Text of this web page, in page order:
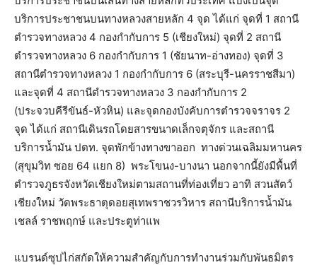
บริการประชาชนบนทางหลวงสายหลัก 4 จุด ได้แก่ จุดที่ 1 สถานี
ตำรวจทางหลวง 4 กองกำกับการ 5 (เชียงใหม่) จุดที่ 2 สถานี
ตำรวจทางหลวง 6 กองกำกับการ 1 (ชัยนาท-อ่างทอง) จุดที่ 3
สถานีตำรวจทางหลวง 1 กองกำกับการ 6 (สระบุรี-นครราชสีมา)
และจุดที่ 4 สถานีตำรวจทางหลวง 3 กองกำกับการ 2
(ประจวบคีรีขันธ์-หัวหิน) และจุดกองบังคับการตำรวจจราจร 2
จุด ได้แก่ สถานีเดินรถโดยสารขนาดเล็กจตุจักร และสถานี
บริการน้ำมัน ปตท. จุดพักข้างทางขาออก ทางด่วนเฉลิมมหานคร
(สุขุมวิท ซอย 64 แยก 8) พระโขนง-บางนา นอกจากนี้ยังมีพื้นที่
ตำรวจภูธรจังหวัดเชียงใหม่ตามสถานที่ท่องเที่ยว อาทิ สวนสัตว์
เชียงใหม่ วัดพระธาตุดอยสุเทพราชวรวิหาร สถานีบริการน้ำมัน
เชลล์ ราชพฤกษ์ และประตูท่าแพ
แบรนด์ซุปไก่สกัดให้ความสำคัญกับการทำงานร่วมกับพันธมิตร